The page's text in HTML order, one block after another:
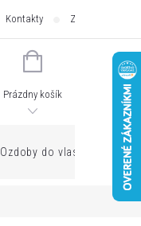
Kontakty Zásilkovna -
NÁKUPNÝ
Prázdny košík
Ozdoby do vlasov